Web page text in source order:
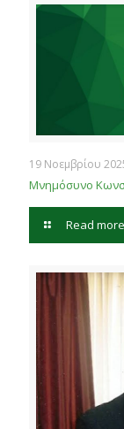
19 Νοεμβρίου
Μνημόσυνο
Read more